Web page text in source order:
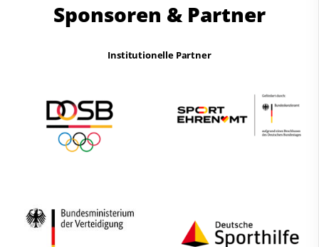
Sponsoren & Partner
Institutionelle Partner